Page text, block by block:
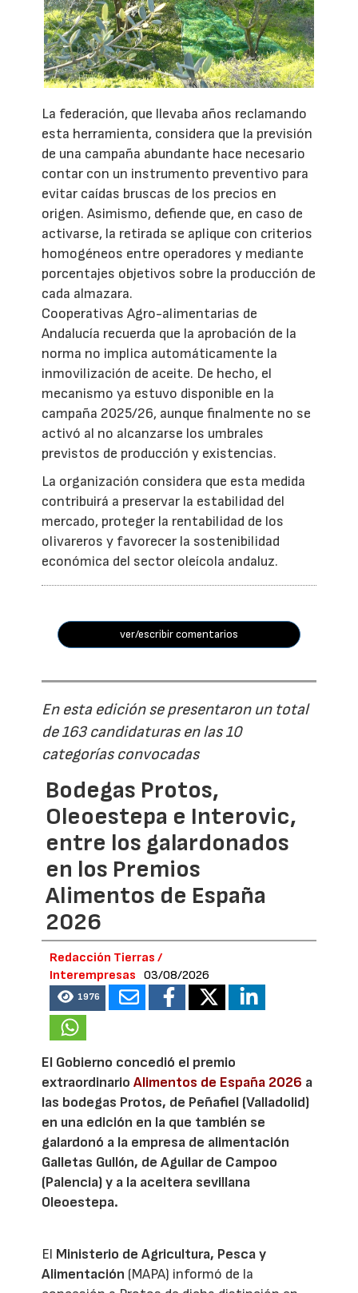
La federación, que llevaba años reclamando
esta herramienta, considera que la previsión
de una campaña abundante hace necesario
contar con un instrumento preventivo para
evitar caídas bruscas de los precios en
origen. Asimismo, defiende que, en caso de
activarse, la retirada se aplique con criterios
homogéneos entre operadores y mediante
porcentajes objetivos sobre la producción de
cada almazara.
Cooperativas Agro-alimentarias de
Andalucía recuerda que la aprobación de la
norma no implica automáticamente la
inmovilización de aceite. De hecho, el
mecanismo ya estuvo disponible en la
campaña 2025/26, aunque finalmente no se
activó al no alcanzarse los umbrales
previstos de producción y existencias.
La organización considera que esta medida
contribuirá a preservar la estabilidad del
mercado, proteger la rentabilidad de los
olivareros y favorecer la sostenibilidad
económica del sector oleícola andaluz.
ver/escribir comentarios
En esta edición se presentaron un total
de 163 candidaturas en las 10
categorías convocadas
Bodegas Protos,
Oleoestepa e Interovic,
entre los galardonados
en los Premios
Alimentos de España
2026
Redacción Tierras /
Interempresas
03/08/2026
1976
El Gobierno concedió el premio
extraordinarioAlimentos de España 2026 a
las bodegas Protos, de Peñafiel (Valladolid)
en una edición en la que también se
galardonó a la empresa de alimentación
Galletas Gullón, de Aguilar de Campoo
(Palencia) y a la aceitera sevillana
Oleoestepa.
El Ministerio de Agricultura, Pesca y
Alimentación (MAPA) informó de la